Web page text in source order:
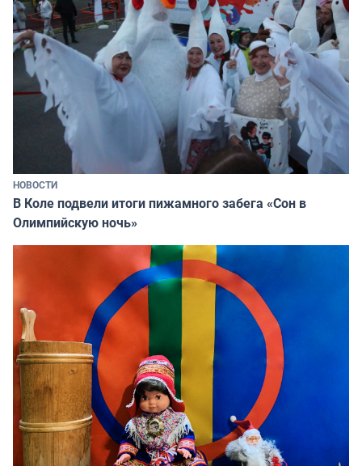
НОВОСТИ
В Коле подвели итоги пижамного забега «Сон в
Олимпийскую ночь»